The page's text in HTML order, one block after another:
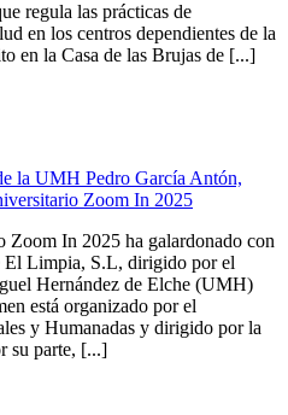
regula las prácticas de
en los centros dependientes de la
en la Casa de las Brujas de [...]
la UMH Pedro García Antón,
Zoom In 2025
In 2025 ha galardonado con
El Limpia, S.L, dirigido por el
Hernández de Elche (UMH)
está organizado por el
y Humanadas y dirigido por la
su parte, [...]